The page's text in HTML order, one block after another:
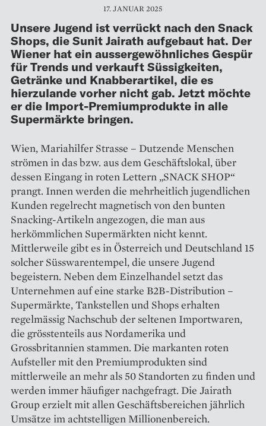
17. JANUAR 2025
Unsere Jugend ist verrückt nach den Snack
Shops, die Sunit Jairath aufgebaut hat. Der
Wiener hat ein aussergewöhnliches Gespür
für Trends und verkauft Süssigkeiten,
Getränke und Knabberartikel, die es
hierzulande vorher nicht gab. Jetzt möchte
er die Import-Premiumprodukte in alle
Supermärkte bringen.
Wien, Mariahilfer Strasse – Dutzende Menschen
strömen in das bzw. aus dem Geschäftslokal, über
dessen Eingang in roten Lettern „SNACK SHOP“
prangt. Innen werden die mehrheitlich jugendlichen
Kunden regelrecht magnetisch von den bunten
Snacking-Artikeln angezogen, die man aus
herkömmlichen Super­märkten nicht kennt.
Mittlerweile gibt es in Österreich und Deutschland 15
solcher Süsswarentempel, die unsere Jugend
begeistern. Neben dem Einzelhandel setzt das
Unternehmen auf eine starke B2B-Distribution –
Supermärkte, Tankstellen und Shops erhalten
regelmässig Nachschub der seltenen Importwaren,
die grösstenteils aus Nordamerika und
Grossbritannien stammen. Die markanten roten
Aufsteller mit den Premiumprodukten sind
mittlerweile an mehr als 50 Standorten zu finden und
werden immer häufiger nachgefragt. Die Jairath
Group erzielt mit allen Geschäftsbereichen jährlich
Umsätze im achtstelligen Millionenbereich.